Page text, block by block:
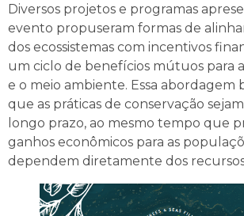
Diversos projetos e programas
evento propuseram formas de
dos ecossistemas com incentivos
um ciclo de benefícios mútuos para
e o meio ambiente. Essa abordagem
que as práticas de conservação
longo prazo, ao mesmo tempo que
ganhos econômicos para as
dependem diretamente dos